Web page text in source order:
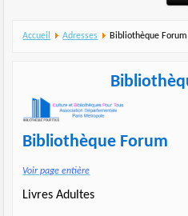
Accueil Adresses Bibliothèque Forum
Bibliothèque Forum
Voir page entière
Livres Adultes